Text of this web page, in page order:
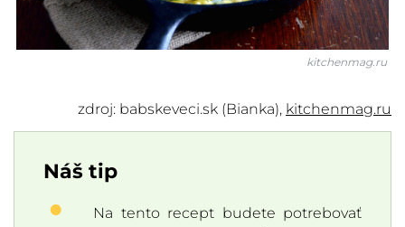
kitchenmag.ru
zdroj: babskeveci.sk (Bianka), kitchenmag.ru
Náš tip
Na tento recept budete potrebovať